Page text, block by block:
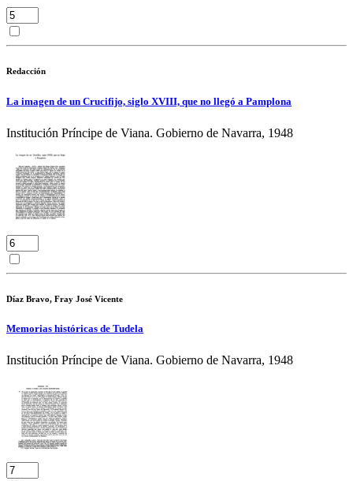
Redacción
La imagen de un Crucifijo, siglo XVIII, que no llegó a Pamplona
Institución Príncipe de Viana. Gobierno de Navarra, 1948
Díaz Bravo, Fray José Vicente
Memorias históricas de Tudela
Institución Príncipe de Viana. Gobierno de Navarra, 1948